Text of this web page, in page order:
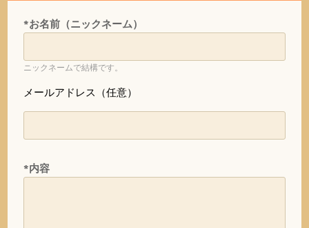
*お名前（ニックネーム）
ニックネームで結構です。
メールアドレス（任意）
*内容